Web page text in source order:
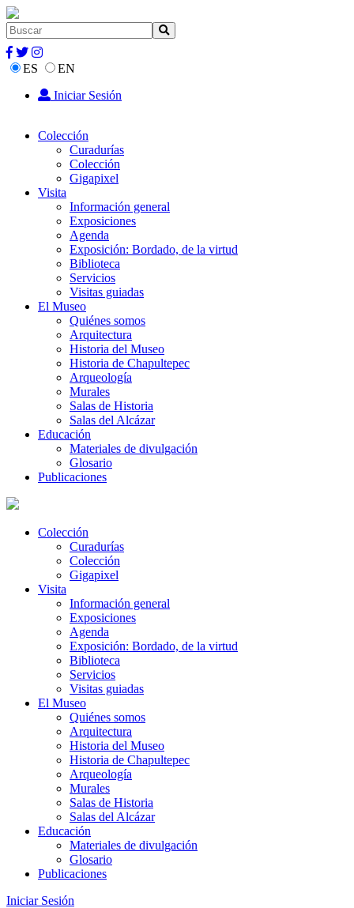
ES
EN
Iniciar Sesión
Colección
Curadurías
Colección
Gigapixel
Visita
Información general
Exposiciones
Agenda
Exposición: Bordado, de la virtud
Biblioteca
Servicios
Visitas guiadas
El Museo
Quiénes somos
Arquitectura
Historia del Museo
Historia de Chapultepec
Arqueología
Murales
Salas de Historia
Salas del Alcázar
Educación
Materiales de divulgación
Glosario
Publicaciones
Colección
Curadurías
Colección
Gigapixel
Visita
Información general
Exposiciones
Agenda
Exposición: Bordado, de la virtud
Biblioteca
Servicios
Visitas guiadas
El Museo
Quiénes somos
Arquitectura
Historia del Museo
Historia de Chapultepec
Arqueología
Murales
Salas de Historia
Salas del Alcázar
Educación
Materiales de divulgación
Glosario
Publicaciones
Iniciar Sesión